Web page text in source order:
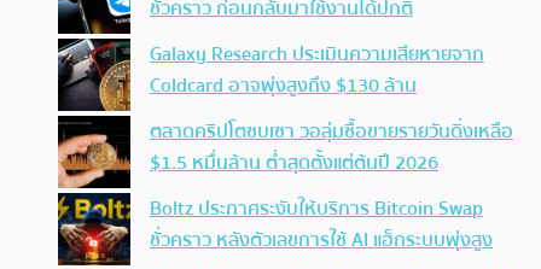
ชั่วคราว ก่อนกลับมาใช้งานได้ปกติ
Galaxy Research ประเมินความเสียหายจาก
Coldcard อาจพุ่งสูงถึง $130 ล้าน
ตลาดคริปโตซบเซา วอลุ่มซื้อขายรายวันดิ่งเหลือ
$1.5 หมื่นล้าน ต่ำสุดตั้งแต่ต้นปี 2026
Boltz ประกาศระงับให้บริการ Bitcoin Swap
ชั่วคราว หลังตัวเลขการใช้ AI แฮ็กระบบพุ่งสูง